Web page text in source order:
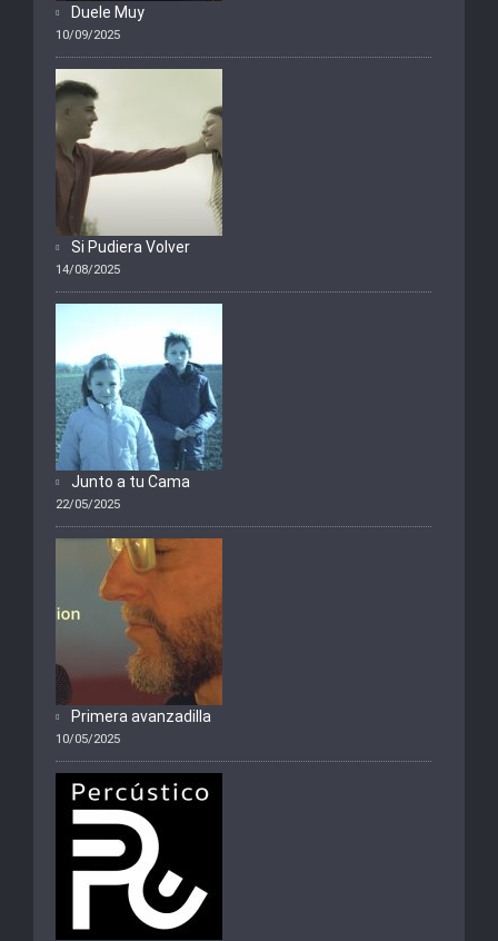
Duele Muy
10/09/2025
Si Pudiera Volver
14/08/2025
Junto a tu Cama
22/05/2025
Primera avanzadilla
10/05/2025